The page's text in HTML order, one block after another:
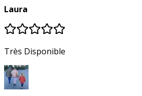
Laura
Très Disponible